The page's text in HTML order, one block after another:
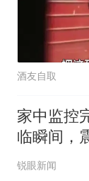
酒友自取
家中监控
临瞬间，
锐眼新闻